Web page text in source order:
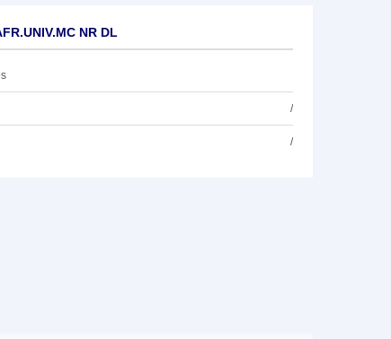
NR DL
/
/